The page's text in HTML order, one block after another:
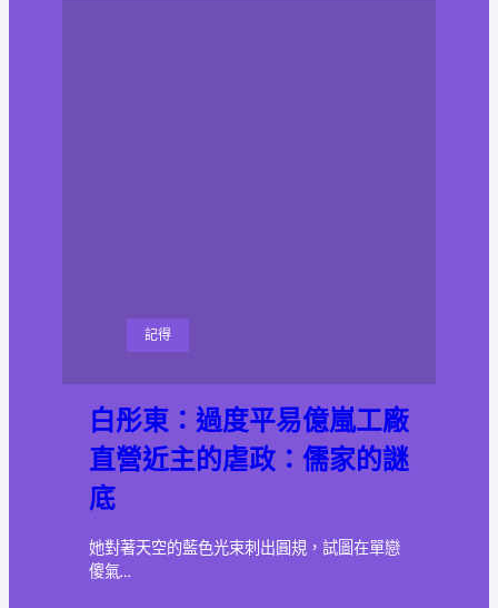
記得
白彤東：過度平易億嵐工廠
直營近主的虐政：儒家的謎
底
她對著天空的藍色光束刺出圓規，試圖在單戀
傻氣…